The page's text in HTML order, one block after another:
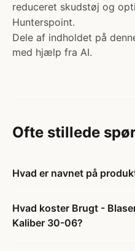
reduceret skudstøj og
Hunterspoint.
Dele af indholdet på
med hjælp fra AI.
Ofte stillede
Hvad er navnet på
Hvad koster Brugt -
Kaliber 30-06?